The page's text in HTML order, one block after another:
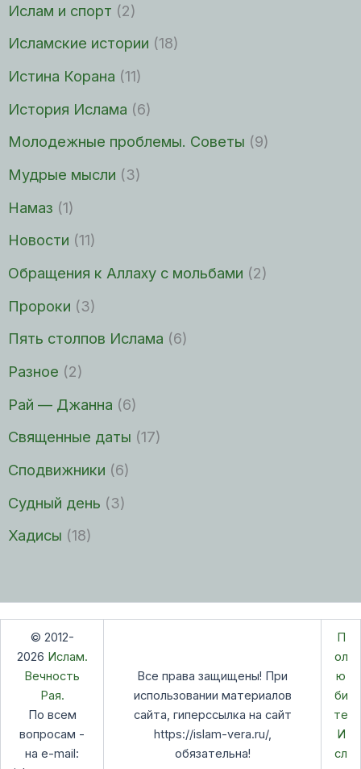
Ислам и спорт (2)
Исламские истории (18)
Истина Корана (11)
История Ислама (6)
Молодежные проблемы. Советы (9)
Мудрые мысли (3)
Намаз (1)
Новости (11)
Обращения к Аллаху с мольбами (2)
Пророки (3)
Пять столпов Ислама (6)
Разное (2)
Рай — Джанна (6)
Священные даты (17)
Сподвижники (6)
Судный день (3)
Хадисы (18)
© 2012-
2026 Ислам.
Вечность
Рая.
По всем
вопросам -
на e-mail:
Все права защищены! При
использовании материалов
сайта, гиперссылка на сайт
https://islam-vera.ru/,
обязательна!
П
ол
ю
би
те
И
сл